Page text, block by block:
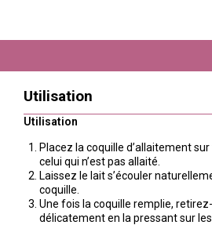
Utilisation
Utilisation
Placez la coquille d’allaitement
celui qui n’est pas allaité.
Laissez le lait s’écouler
coquille.
Une fois la coquille remplie,
délicatement en la pressant sur les